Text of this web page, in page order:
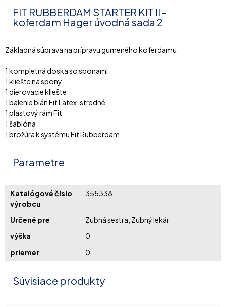
FIT RUBBERDAM STARTER KIT II -
koferdam Hager úvodná sada 2
Základná súprava na prípravu gumeného koferdamu:
1 kompletná doska so sponami
1 kliešte na spony
1 dierovacie kliešte
1 balenie blán Fit Latex, stredné
1 plastový rám Fit
1 šablóna
1 brožúra k systému Fit Rubberdam
Parametre
Katalógové číslo
výrobcu
355338
Určené pre
Zubná sestra, Zubný lekár
výška
0
priemer
0
Súvisiace produkty